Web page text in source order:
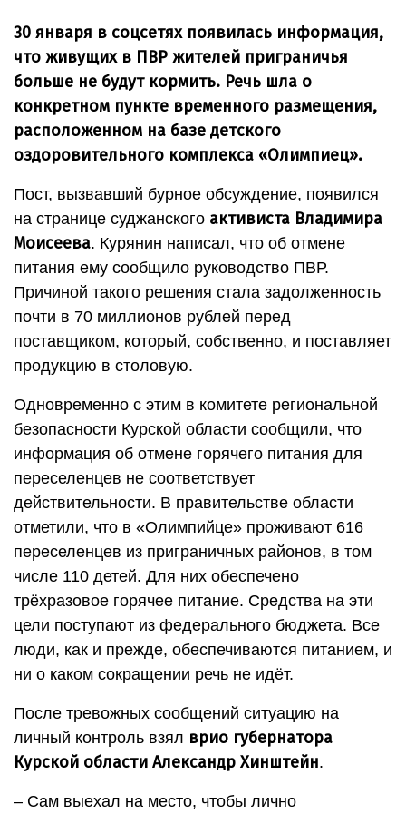
30 января в соцсетях появилась информация,
что живущих в ПВР жителей приграничья
больше не будут кормить. Речь шла о
конкретном пункте временного размещения,
расположенном на базе детского
оздоровительного комплекса «Олимпиец».
Пост, вызвавший бурное обсуждение, появился
на странице суджанского активиста Владимира
Моисеева. Курянин написал, что об отмене
питания ему сообщило руководство ПВР.
Причиной такого решения стала задолженность
почти в 70 миллионов рублей перед
поставщиком, который, собственно, и поставляет
продукцию в столовую.
Одновременно с этим в комитете региональной
безопасности Курской области сообщили, что
информация об отмене горячего питания для
переселенцев не соответствует
действительности. В правительстве области
отметили, что в «Олимпийце» проживают 616
переселенцев из приграничных районов, в том
числе 110 детей. Для них обеспечено
трёхразовое горячее питание. Средства на эти
цели поступают из федерального бюджета. Все
люди, как и прежде, обеспечиваются питанием, и
ни о каком сокращении речь не идёт.
После тревожных сообщений ситуацию на
личный контроль взял врио губернатора
Курской области Александр Хинштейн.
– Сам выехал на место, чтобы лично